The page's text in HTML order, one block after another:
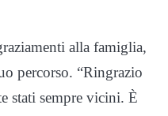
alla famiglia,
percorso. “Ringrazio
stati sempre vicini. È